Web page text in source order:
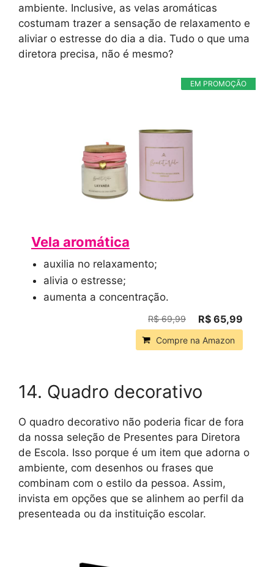
ambiente. Inclusive, as velas aromáticas
costumam trazer a sensação de relaxamento e
aliviar o estresse do dia a dia. Tudo o que uma
diretora precisa, não é mesmo?
EM PROMOÇÃO
Vela aromática
auxilia no relaxamento;
alivia o estresse;
aumenta a concentração.
R$ 69,99 R$ 65,99
Compre na Amazon
14. Quadro decorativo
O quadro decorativo não poderia ficar de fora
da nossa seleção de Presentes para Diretora
de Escola. Isso porque é um item que adorna o
ambiente, com desenhos ou frases que
combinam com o estilo da pessoa. Assim,
invista em opções que se alinhem ao perfil da
presenteada ou da instituição escolar.